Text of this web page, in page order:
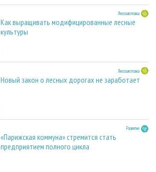
Лесозаготовка
Как выращивать модифицированные лесные
культуры
Лесозаготовка
Новый закон о лесных дорогах не заработает
Развитие
«Парижская коммуна» стремится стать
предприятием полного цикла